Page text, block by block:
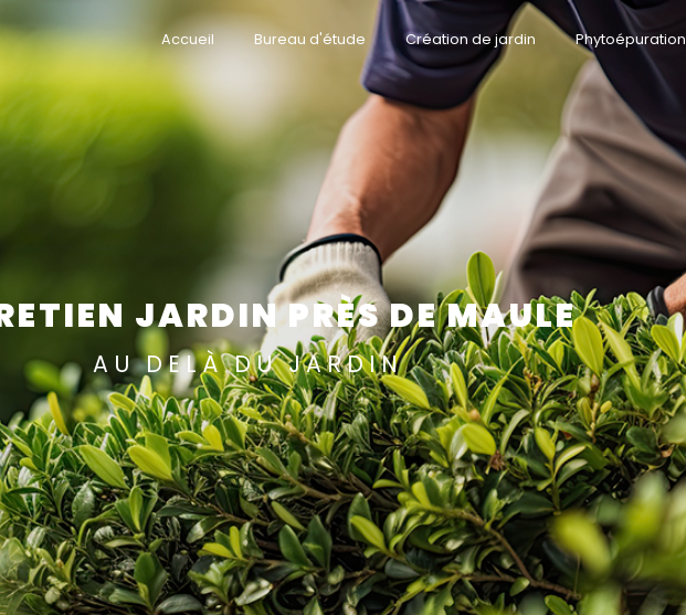
Accueil Bureau d'étude Création de jardin Phytoépuration
JARDIN PRÈS DE MAULE
AU DELÀ DU JARDIN